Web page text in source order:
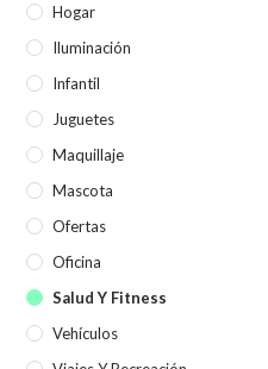
Hogar
Iluminación
Infantil
Juguetes
Maquillaje
Mascota
Ofertas
Oficina
Salud Y Fitness
Vehículos